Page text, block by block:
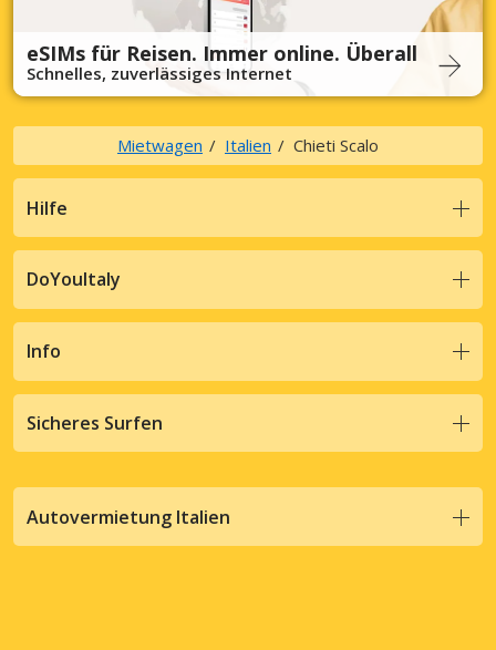
eSIMs für Reisen. Immer online. Überall
Schnelles, zuverlässiges Internet
Mietwagen Italien Chieti Scalo
Hilfe
DoYouItaly
Info
Sicheres Surfen
Autovermietung Italien